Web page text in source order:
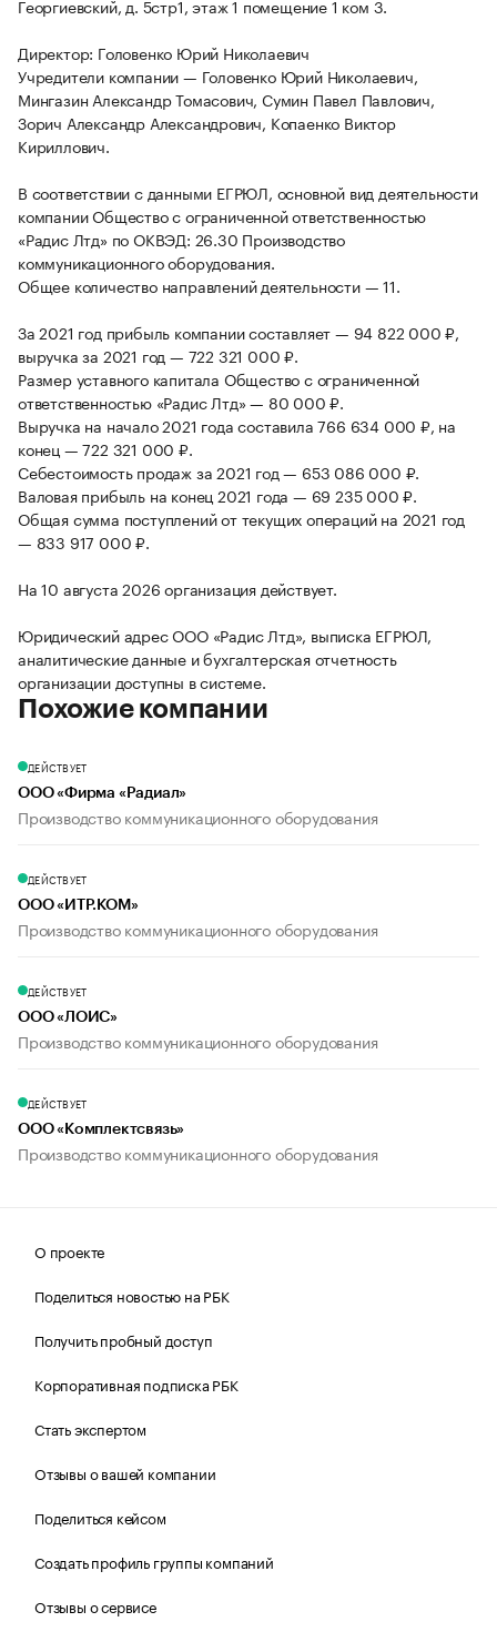
Георгиевский, д. 5стр1, этаж 1 помещение 1 ком 3.
Директор: Головенко Юрий Николаевич
Учредители компании — Головенко Юрий Николаевич,
Мингазин Александр Томасович, Сумин Павел Павлович,
Зорич Александр Александрович, Копаенко Виктор
Кириллович.
В соответствии с данными ЕГРЮЛ, основной вид деятельности
компании Общество с ограниченной ответственностью
«Радис Лтд» по ОКВЭД: 26.30 Производство
коммуникационного оборудования.
Общее количество направлений деятельности — 11.
За 2021 год прибыль компании составляет — 94 822 000 ₽,
выручка за 2021 год — 722 321 000 ₽.
Размер уставного капитала Общество с ограниченной
ответственностью «Радис Лтд» — 80 000 ₽.
Выручка на начало 2021 года составила 766 634 000 ₽, на
конец — 722 321 000 ₽.
Себестоимость продаж за 2021 год — 653 086 000 ₽.
Валовая прибыль на конец 2021 года — 69 235 000 ₽.
Общая сумма поступлений от текущих операций на 2021 год
— 833 917 000 ₽.
На 10 августа 2026 организация действует.
Юридический адрес ООО «Радис Лтд», выписка ЕГРЮЛ,
аналитические данные и бухгалтерская отчетность
организации доступны в системе.
Похожие компании
ДЕЙСТВУЕТ
ООО «Фирма «Радиал»
Производство коммуникационного оборудования
ДЕЙСТВУЕТ
ООО «ИТР.КОМ»
Производство коммуникационного оборудования
ДЕЙСТВУЕТ
ООО «ЛОИС»
Производство коммуникационного оборудования
ДЕЙСТВУЕТ
ООО «Комплектсвязь»
Производство коммуникационного оборудования
О проекте
Поделиться новостью на РБК
Получить пробный доступ
Корпоративная подписка РБК
Стать экспертом
Отзывы о вашей компании
Поделиться кейсом
Создать профиль группы компаний
Отзывы о сервисе